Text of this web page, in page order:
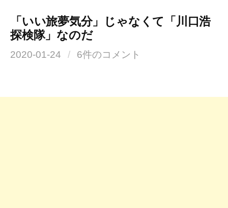
「いい旅夢気分」じゃなくて「川口浩
探検隊」なのだ
2020-01-24 / 6件のコメント